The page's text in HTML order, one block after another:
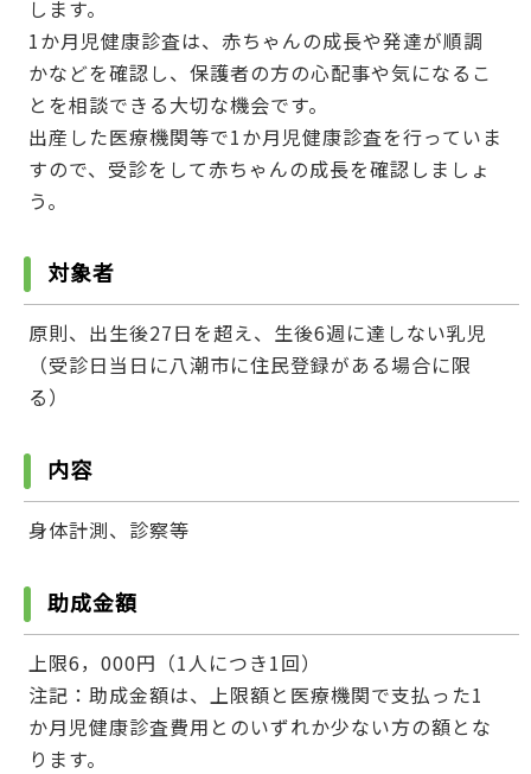
します。
1か月児健康診査は、赤ちゃんの成長や発達が順調
かなどを確認し、保護者の方の心配事や気になるこ
とを相談できる大切な機会です。
出産した医療機関等で1か月児健康診査を行っていま
すので、受診をして赤ちゃんの成長を確認しましょ
う。
対象者
原則、出生後27日を超え、生後6週に達しない乳児
（受診日当日に八潮市に住民登録がある場合に限
る）
内容
身体計測、診察等
助成金額
上限6，000円（1人につき1回）
注記：助成金額は、上限額と医療機関で支払った1
か月児健康診査費用とのいずれか少ない方の額とな
ります。